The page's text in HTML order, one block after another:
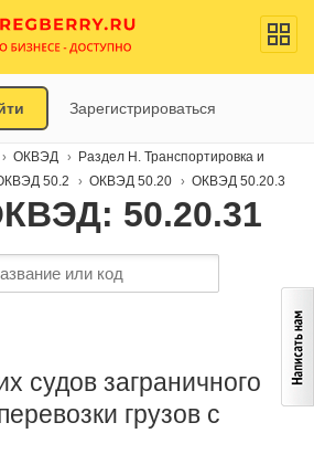
Зарегистрироваться
ОКВЭД
Раздел H. Транспортировка и
50.2 ОКВЭД 50.20 ОКВЭД 50.20.3
50.20.31
судов заграничного
грузов с